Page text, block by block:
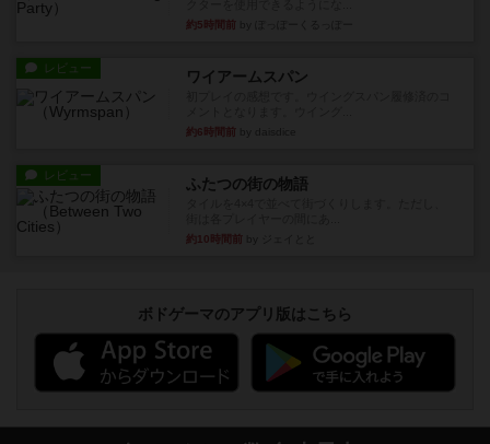
約5時間前
レビュー ワイアームスパン
約6時間前
レビュー ふたつの街の物語
約10時間前
ボドゲーマのアプリ版はこちら